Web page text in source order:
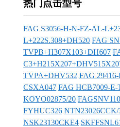
热门点击型号
FAG S3056-H-N-FZ-AL-
L+222S.308+DH520 FAG
TVPB+H307X103+DH607
TVPA+DHV532 FAG 29416-
CSXA047 FAG HCB7009-E-
KOYO02875/20
FYHUC326 NTN23026CCK/
NSK23130CKE4